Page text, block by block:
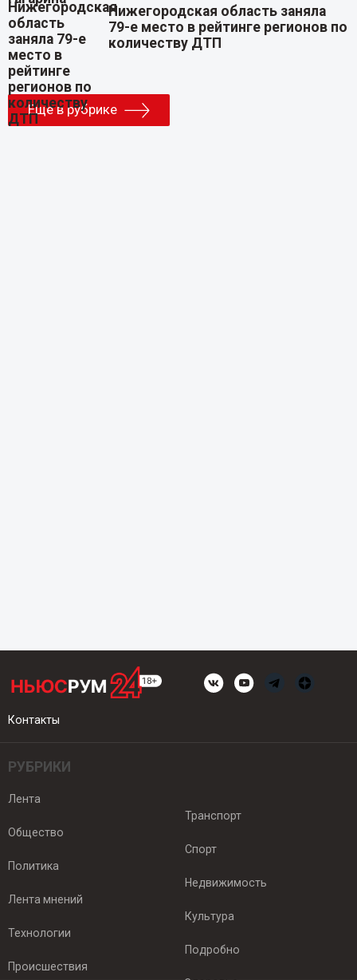
Нижегородская область заняла
79-е место в рейтинге регионов по
количеству ДТП
Еще в рубрике
Контакты
РУБРИКИ
Лента
Общество
Политика
Лента мнений
Технологии
Происшествия
Транспорт
Спорт
Недвижимость
Культура
Подробно